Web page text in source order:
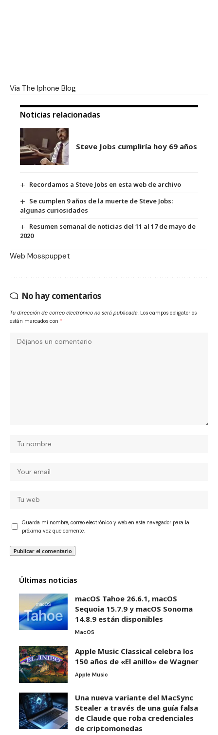
Via The Iphone Blog
Noticias relacionadas
Steve Jobs cumpliría hoy 69 años
Recordamos a Steve Jobs en esta web de archivo
Se cumplen 9 años de la muerte de Steve Jobs:
algunas curiosidades
Resumen semanal de noticias del 11 al 17 de mayo de
2020
Web Mosspuppet
No hay comentarios
Tu dirección de correo electrónico no será publicada. Los campos obligatorios
están marcados con *
Guarda mi nombre, correo electrónico y web en este navegador para la
próxima vez que comente.
Últimas noticias
macOS Tahoe 26.6.1, macOS
Sequoia 15.7.9 y macOS Sonoma
14.8.9 están disponibles
MacOS
Apple Music Classical celebra los
150 años de «El anillo» de Wagner
Apple Music
Una nueva variante del MacSync
Stealer a través de una guía falsa
de Claude que roba credenciales
de criptomonedas